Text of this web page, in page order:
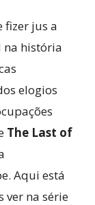
fizer jus a
na história
elogios
The Last of
Aqui está
ver na série